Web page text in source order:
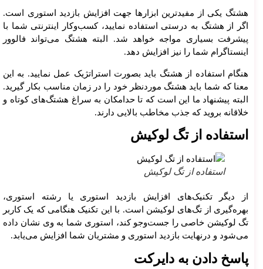
هشتگ یکی از مفیدترین ابزارها جهت افزایش بازدید استوری است.
اگر از هشتگ به درستی استفاده نمایید، کسب‌وکار اینترنتی شما با
پیشرفت بسیاری مواجه خواهد شد. البته هشتگ می‌تواند فالوور
اینستاگرام شما را نیز افزایش دهد.
هنگام استفاده از هشتگ باید بصورت استراتژیک عمل نمایید. به این
معنا که شما باید هشتگ موردنظر خود را در زمان مناسب بکار گیرید.
البته پیشنهاد ما این است که تا حدامکان به سراغ هشتگ‌های کوتاه و
خلاقانه بروید که جذب مخاطب بالایی دارند.
استفاده از تگ لوکیش
استفاده از تگ لوکیش
از دیگر تکنیک‌های افزایش بازدید استوری یا رشته استوری،
بهره‌گیری از تگ‌های لوکیشن است. با این تکنیک هنگامی که یک کاربر
تگ لوکیشن خاصی را جست‌وجو کند، استوری شما به وی نشان داده
می‌شود و درنهایت بازدید استوری و مشتریان شما افزایش می‌یابد.
پاسخ دادن به دایرکت